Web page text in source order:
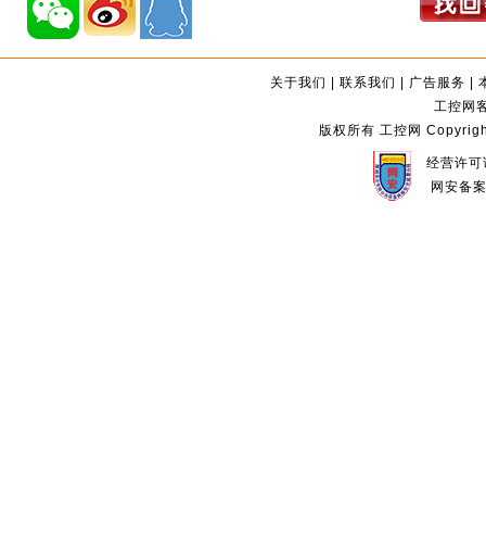
关于我们 |联系我们 | 广告服务 |
工控网
版权所有 工控网
经营许
网安备